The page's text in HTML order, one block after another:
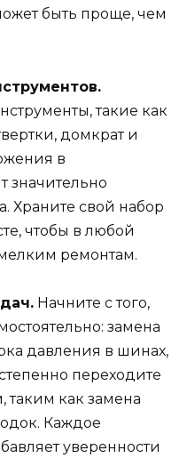
быть проще, чем
такие как
домкрат и
в
значительно
Храните свой набор
чтобы в любой
ремонтам.
Начните с того,
замена
давления в шинах,
переходите
таким как замена
Каждое
уверенности